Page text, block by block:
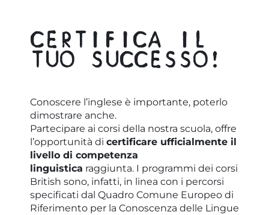
CERTIFICA IL
TUO SUCCESSO!
Conoscere l’inglese è importante, poterlo
dimostrare anche.
Partecipare ai corsi della nostra scuola, offre
l’opportunità di certificare ufficialmente il
livello di competenza
linguistica raggiunta. I programmi dei corsi
British sono, infatti, in linea con i percorsi
specificati dal Quadro Comune Europeo di
Riferimento per la Conoscenza delle Lingue